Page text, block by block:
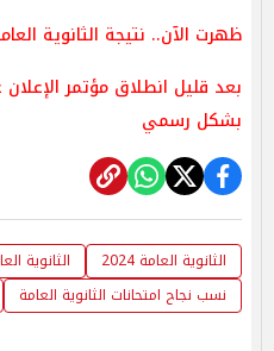
ظهرت الآن.. نتيجة الثانوية العامة 2024 بمحافظة
بشكل رسمي
الثانوية العامة 2024
الثانوية
نسب نجاح امتحانات الثانوية العامة